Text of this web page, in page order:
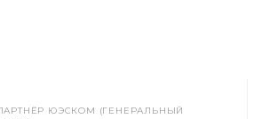
ЮЭСКОМ (ГЕНЕРАЛЬНЫЙ